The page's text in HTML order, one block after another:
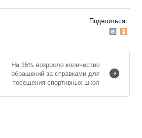
Поделиться:
На 35% возросло количество
обращений за справками для
посещения спортивных школ